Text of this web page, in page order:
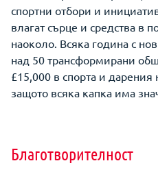
спортни отбори и
влагат сърце и средства в
наоколо. Всяка година с
над 50 трансформирани
£15,000 в спорта и дарения
защото всяка капка има
Благотворителност